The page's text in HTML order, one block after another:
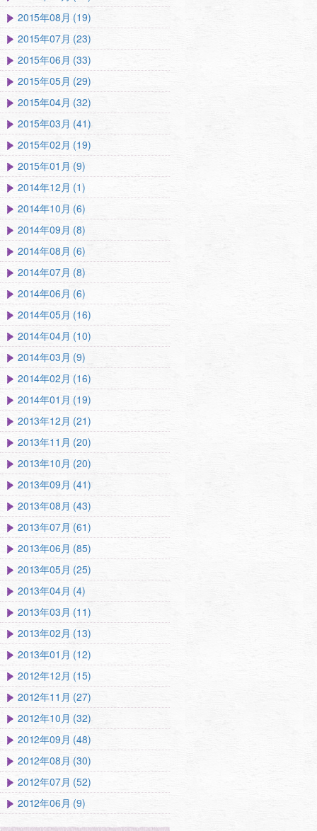
2015年08月 (19)
2015年07月 (23)
2015年06月 (33)
2015年05月 (29)
2015年04月 (32)
2015年03月 (41)
2015年02月 (19)
2015年01月 (9)
2014年12月 (1)
2014年10月 (6)
2014年09月 (8)
2014年08月 (6)
2014年07月 (8)
2014年06月 (6)
2014年05月 (16)
2014年04月 (10)
2014年03月 (9)
2014年02月 (16)
2014年01月 (19)
2013年12月 (21)
2013年11月 (20)
2013年10月 (20)
2013年09月 (41)
2013年08月 (43)
2013年07月 (61)
2013年06月 (85)
2013年05月 (25)
2013年04月 (4)
2013年03月 (11)
2013年02月 (13)
2013年01月 (12)
2012年12月 (15)
2012年11月 (27)
2012年10月 (32)
2012年09月 (48)
2012年08月 (30)
2012年07月 (52)
2012年06月 (9)